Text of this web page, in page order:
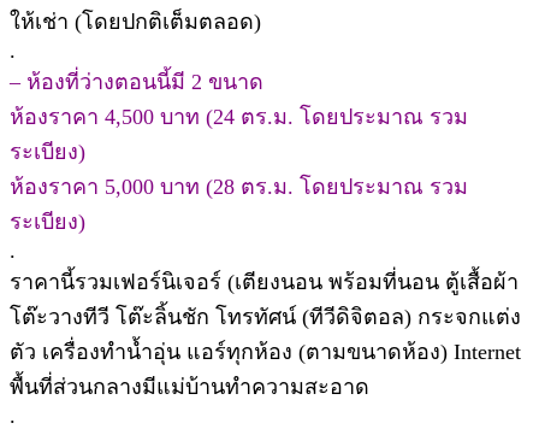
ให้เช่า (โดยปกติเต็มตลอด)
.
– ห้องที่ว่างตอนนี้มี 2 ขนาด
ห้องราคา 4,500 บาท (24 ตร.ม. โดยประมาณ รวม
ระเบียง)
ห้องราคา 5,000 บาท (28 ตร.ม. โดยประมาณ รวม
ระเบียง)
.
ราคานี้รวมเฟอร์นิเจอร์ (เตียงนอน พร้อมที่นอน ตู้เสื้อผ้า
โต๊ะวางทีวี โต๊ะลิ้นชัก โทรทัศน์ (ทีวีดิจิตอล) กระจกแต่ง
ตัว เครื่องทำน้ำอุ่น แอร์ทุกห้อง (ตามขนาดห้อง) Internet
พื้นที่ส่วนกลางมีแม่บ้านทำความสะอาด
.